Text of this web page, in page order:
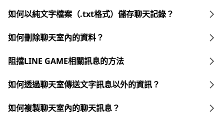
如何以純文字檔案（.txt格式）儲存聊天記錄？
如何刪除聊天室內的資料？
阻擋LINE GAME相關訊息的方法
如何透過聊天室傳送文字訊息以外的資訊？
如何複製聊天室內的聊天訊息？